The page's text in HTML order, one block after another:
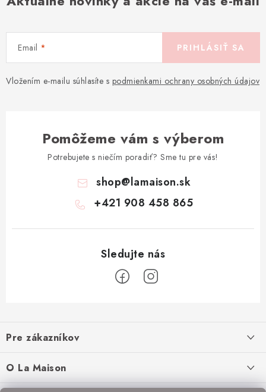
Email
Vložením e-mailu súhlasíte s podmienkami ochrany osobných údajov
PRIHLÁSIŤ SA
Pomôžeme vám s výberom
Potrebujete s niečím poradiť? Sme tu pre vás!
shop@lamaison.sk
+421 908 458 865
p
ä
t
Pre zákazníkov
Doprava a platba
O La Maison